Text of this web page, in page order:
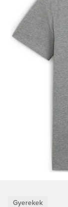
Gyerekek